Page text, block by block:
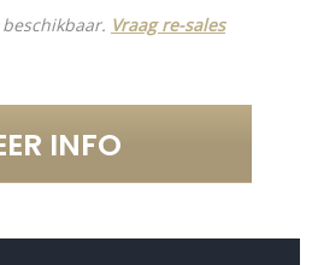
beschikbaar. Vraag re-sales
INFO